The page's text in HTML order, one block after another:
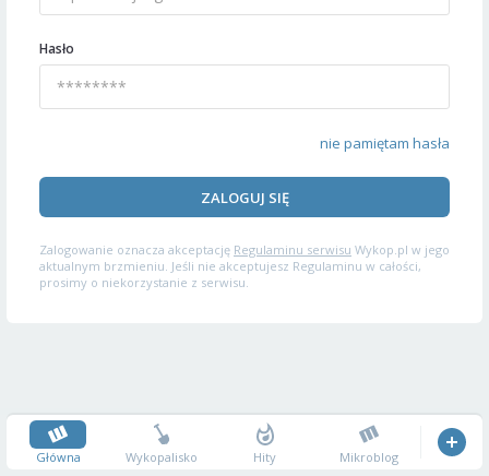
Hasło
nie pamiętam hasła
ZALOGUJ SIĘ
Zalogowanie oznacza akceptację Regulaminu serwisu Wykop.pl w jego
aktualnym brzmieniu. Jeśli nie akceptujesz Regulaminu w całości,
prosimy o niekorzystanie z serwisu.
Główna Wykopalisko Hity Mikroblog